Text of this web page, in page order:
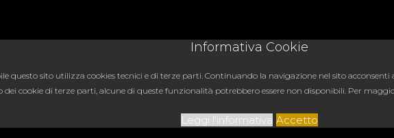
Informativa Cookie
questo sito utilizza cookies tecnici e di terze parti. Continuando la navigazione nel sito
cookie di terze parti, alcune di queste funzionalità potrebbero essere non disponibili. Per
Leggi l'informativa Accetto